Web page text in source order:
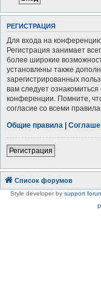
РЕГИСТРАЦИЯ
Для входа на
Регистрация занимает
более широкие
установлены также
зарегистрированных
вам следует
конференции. Помните,
согласие со всеми
Общие правила |
Регистрация
Список форумов
Style developer by support